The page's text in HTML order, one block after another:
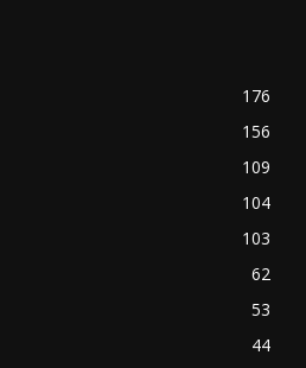
176
156
109
104
103
62
53
44